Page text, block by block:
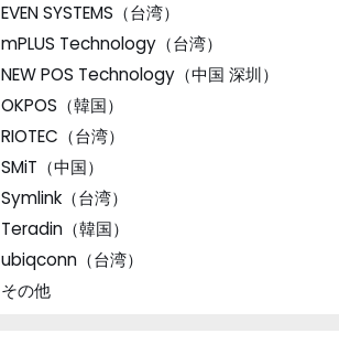
EVEN SYSTEMS（台湾）
mPLUS Technology（台湾）
NEW POS Technology（中国 深圳）
OKPOS（韓国）
RIOTEC（台湾）
SMiT（中国）
Symlink（台湾）
Teradin（韓国）
ubiqconn（台湾）
その他